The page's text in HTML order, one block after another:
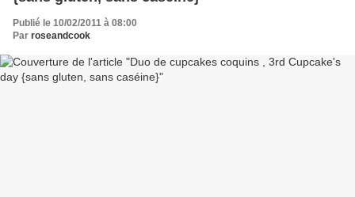
Publié le 10/02/2011 à 08:00
Par roseandcook